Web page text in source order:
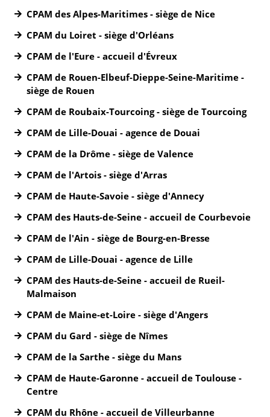
CPAM des Alpes-Maritimes - siège de Nice
CPAM du Loiret - siège d'Orléans
CPAM de l'Eure - accueil d'Évreux
CPAM de Rouen-Elbeuf-Dieppe-Seine-Maritime -
siège de Rouen
CPAM de Roubaix-Tourcoing - siège de Tourcoing
CPAM de Lille-Douai - agence de Douai
CPAM de la Drôme - siège de Valence
CPAM de l'Artois - siège d'Arras
CPAM de Haute-Savoie - siège d'Annecy
CPAM des Hauts-de-Seine - accueil de Courbevoie
CPAM de l'Ain - siège de Bourg-en-Bresse
CPAM de Lille-Douai - agence de Lille
CPAM des Hauts-de-Seine - accueil de Rueil-
Malmaison
CPAM de Maine-et-Loire - siège d'Angers
CPAM du Gard - siège de Nîmes
CPAM de la Sarthe - siège du Mans
CPAM de Haute-Garonne - accueil de Toulouse -
Centre
CPAM du Rhône - accueil de Villeurbanne